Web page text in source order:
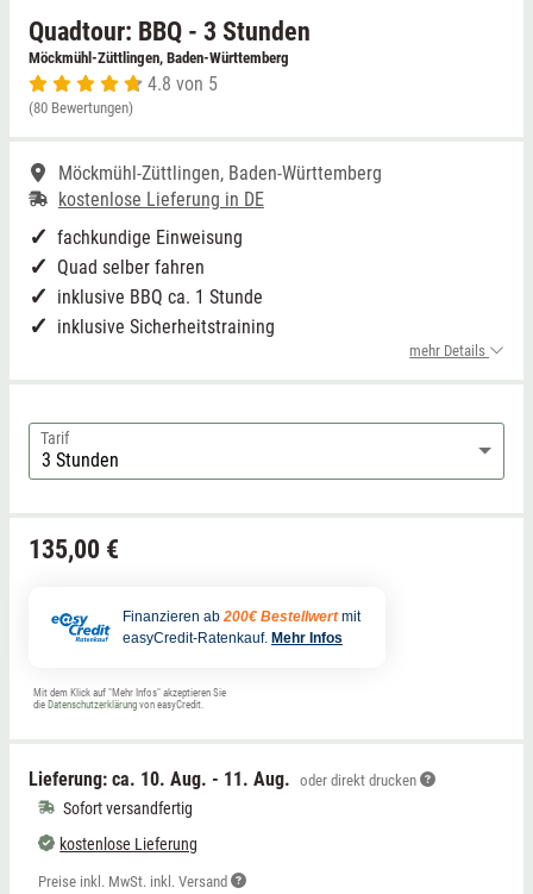
Quadtour: BBQ - 3 Stunden
Möckmühl-Züttlingen, Baden-Württemberg
4.8 von 5
(80 Bewertungen)
Möckmühl-Züttlingen, Baden-Württemberg
kostenlose Lieferung in DE
fachkundige Einweisung
Quad selber fahren
inklusive BBQ ca. 1 Stunde
inklusive Sicherheitstraining
mehr Details
Tarif
135,00 €
Finanzieren ab 200€ Bestellwert mit
easyCredit-Ratenkauf. Mehr Infos
Mit dem Klick auf "Mehr Infos" akzeptieren Sie
die Datenschutzerklärung von easyCredit.
Lieferung: ca. 10. Aug. - 11. Aug. oder direkt drucken
Sofort versandfertig
kostenlose Lieferung
Preise inkl. MwSt. inkl. Versand
Niedersachsen
NRW
Rheinland-Pfalz
Saarland
Sachsen
Thüringen
Grimmen (MV)
Rostock/Sanitz (MV)
Knüllwald (Hessen)